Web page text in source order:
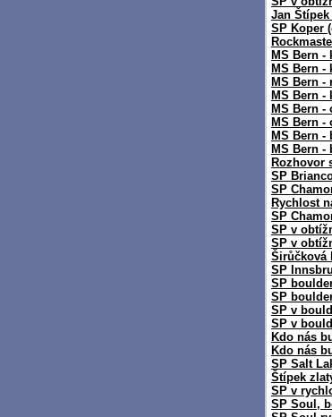
Jan
SP Koper
MS Bern
MS Bern -
MS Bern -
MS Bern -
MS Bern
MS Bern
MS Bern -
MS Bern -
Rozhovor
SP
SP
Rychlost
SP
SP v
SP v
Širůčková
SP
SP
SP
SP v
SP v
Kdo nás
Kdo nás
SP Salt
Štípek
SP v
SP Soul,